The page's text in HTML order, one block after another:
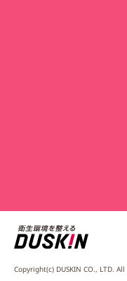
Copyright(c) DUSKIN CO., LTD.